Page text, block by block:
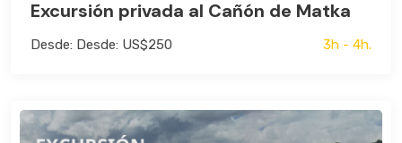
Excursión privada al Cañón de Matka
Desde: Desde: US$250 3h - 4h.